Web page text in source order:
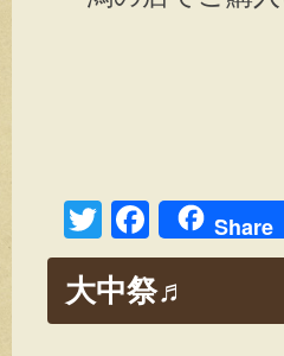
T
wi
tt
er
F
a
c
e
Share
大中祭♬